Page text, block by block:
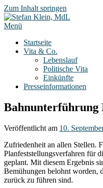
Zum Inhalt springen
Menü
Startseite
Vita & Co.
Lebenslauf
Politische Vita
Einkünfte
Presseinformationen
Bahnunterführung
Veröffentlicht am 10.
Zufriedenheit an allen Stellen.
Planfeststellungsverfahren für
geplant. Mit diesem Ergebnis
Bemühungen belohnt worden,
zurück zu führen sind.